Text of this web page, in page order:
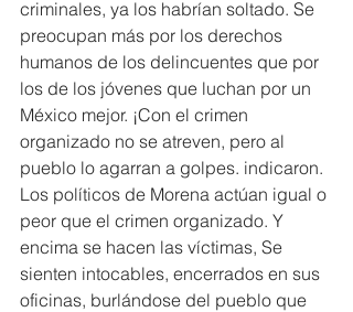
criminales, ya los habrían soltado. Se
preocupan más por los derechos
humanos de los delincuentes que por
los de los jóvenes que luchan por un
México mejor. ¡Con el crimen
organizado no se atreven, pero al
pueblo lo agarran a golpes. indicaron.
Los políticos de Morena actúan igual o
peor que el crimen organizado. Y
encima se hacen las víctimas, Se
sienten intocables, encerrados en sus
oficinas, burlándose del pueblo que